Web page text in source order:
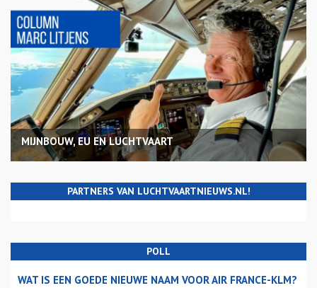
MIJNBOUW, EU EN LUCHTVAART
PARTNERS VAN LUCHTVAARTNIEUWS.NL!
POLL
WAT IS EEN GOEDE NIEUWE NAAM VOOR AIR FRANCE-KLM?